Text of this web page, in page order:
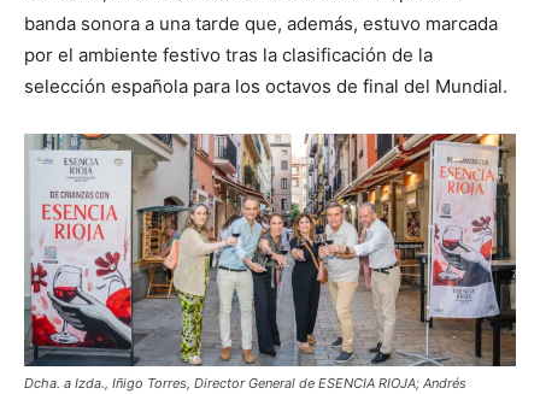
banda sonora a una tarde que, además, estuvo marcada
por el ambiente festivo tras la clasificación de la
selección española para los octavos de final del Mundial.
Dcha. a Izda., Iñigo Torres, Director General de ESENCIA RIOJA; Andrés